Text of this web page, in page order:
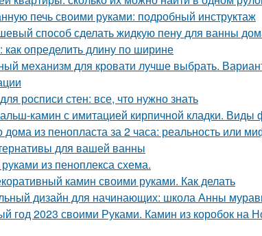
печь своими руками: подробный инструктаж
способ сделать жидкую пену для ванны
определить длину по ширине
механизм для кровати лучше выбрать.
росписи стен: все, что нужно знать
камин с имитацией кирпичной кладки. Виды
дома из пенопласта за 2 часа: реальность или
для вашей ванны
из пеноплекса схема.
камин своими руками. Как делать
дизайн для начинающих: школа Анны
год 2023 своими Руками. Камин из коробок на